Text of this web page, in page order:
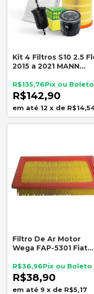
Kit 4 Filtros S10 2.5
2015 a 2021 MANN
R$142,90
R$135,76
12 x de
Filtro De Ar Motor
Wega FAP-5301 Fiat
R$38,90
R$36,96
9 x de R$5,17